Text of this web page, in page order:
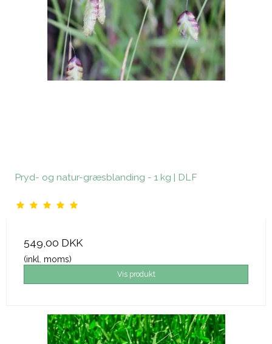
Pryd- og natur-græsblanding - 1 kg | DLF
549,00 DKK
(inkl. moms)
Vis produkt